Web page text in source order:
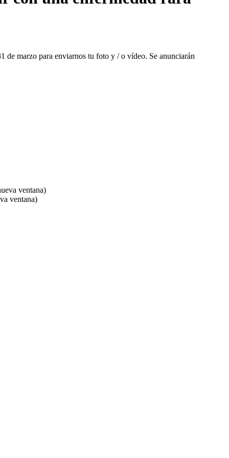
de marzo para enviarnos tu foto y / o ví­deo. Se anunciarán
ventana)
ventana)